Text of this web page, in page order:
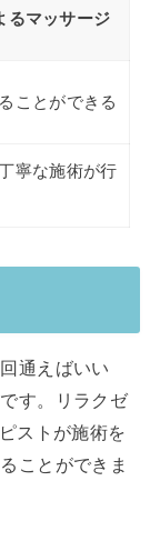
るマッサージ
ことができる
寧な施術が行
通えばいい
す。リラクゼ
ストが施術を
ことができま